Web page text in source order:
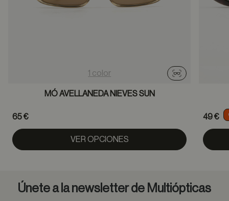
1 color
Probador
MÓ AVELLANEDA NIEVES SUN
65 €
VER OPCIONES
49 €
Únete a la newsletter de Multiópticas